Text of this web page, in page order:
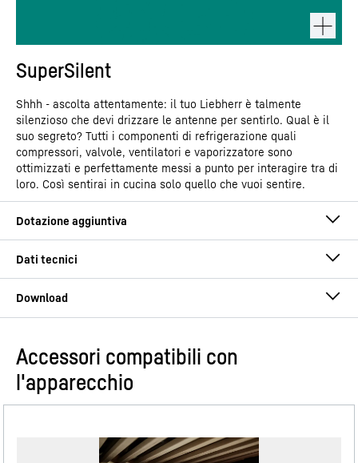
SuperSilent
Shhh - ascolta attentamente: il tuo Liebherr è talmente
silenzioso che devi drizzare le antenne per sentirlo. Qual è il
suo segreto? Tutti i componenti di refrigerazione quali
compressori, valvole, ventilatori e vaporizzatore sono
ottimizzati e perfettamente messi a punto per interagire tra di
loro. Così sentirai in cucina solo quello che vuoi sentire.
Gruppo di prodotti
4016803116370
Istruzioni per l’uso
Accessori compatibili con
l'apparecchio